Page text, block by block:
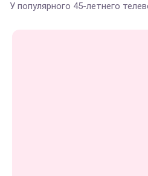
У популярного 45-летнего